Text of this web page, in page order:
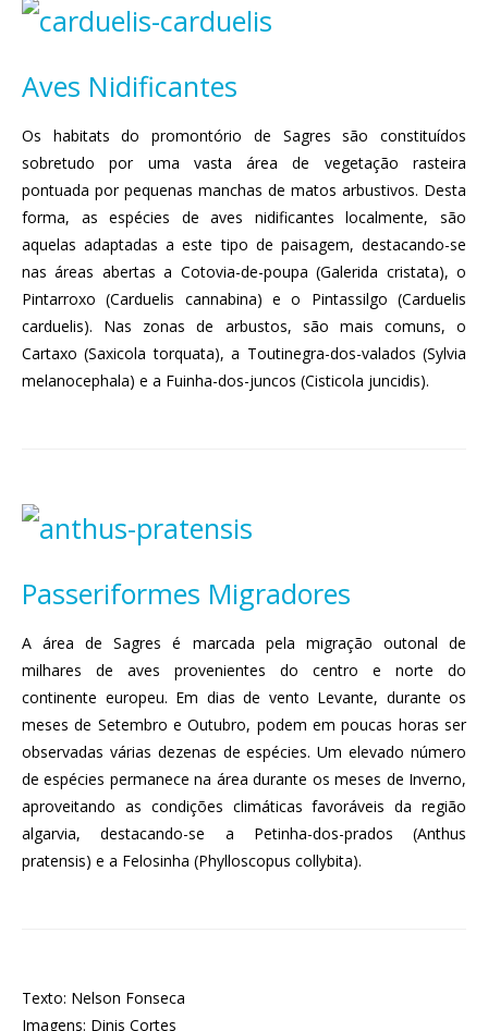
Aves Nidificantes
Os habitats do promontório de Sagres são constituídos
sobretudo por uma vasta área de vegetação rasteira
pontuada por pequenas manchas de matos arbustivos. Desta
forma, as espécies de aves nidificantes localmente, são
aquelas adaptadas a este tipo de paisagem, destacando-se
nas áreas abertas a Cotovia-de-poupa (Galerida cristata), o
Pintarroxo (Carduelis cannabina) e o Pintassilgo (Carduelis
carduelis). Nas zonas de arbustos, são mais comuns, o
Cartaxo (Saxicola torquata), a Toutinegra-dos-valados (Sylvia
melanocephala) e a Fuinha-dos-juncos (Cisticola juncidis).
Passeriformes Migradores
A área de Sagres é marcada pela migração outonal de
milhares de aves provenientes do centro e norte do
continente europeu. Em dias de vento Levante, durante os
meses de Setembro e Outubro, podem em poucas horas ser
observadas várias dezenas de espécies. Um elevado número
de espécies permanece na área durante os meses de Inverno,
aproveitando as condições climáticas favoráveis da região
algarvia, destacando-se a Petinha-dos-prados (Anthus
pratensis) e a Felosinha (Phylloscopus collybita).
Texto: Nelson Fonseca
Imagens: Dinis Cortes